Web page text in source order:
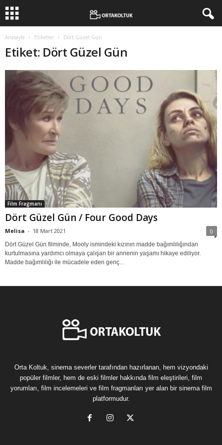
Anasayfa Etiketler Dört Güzel Gün
Etiket: Dört Güzel Gün
Film Fragmanı
Dört Güzel Gün / Four Good Days
Melisa - 18 Mart 2021 0
Dört Güzel Gün filminde, Mooly ismindeki kızının madde bağımlılığından
kurtulmasına yardımcı olmaya çalışan bir annenin yaşamı hikaye ediliyor.
Madde bağımlılığı ile mücadele eden genç...
Orta Koltuk, sinema severler tarafından hazırlanan, hem vizyondaki
popüler filmler, hem de eski filmler hakkında film eleştirileri, film
yorumları, film incelemeleri ve film fragmanları yer alan bir sinema film
platformudur.